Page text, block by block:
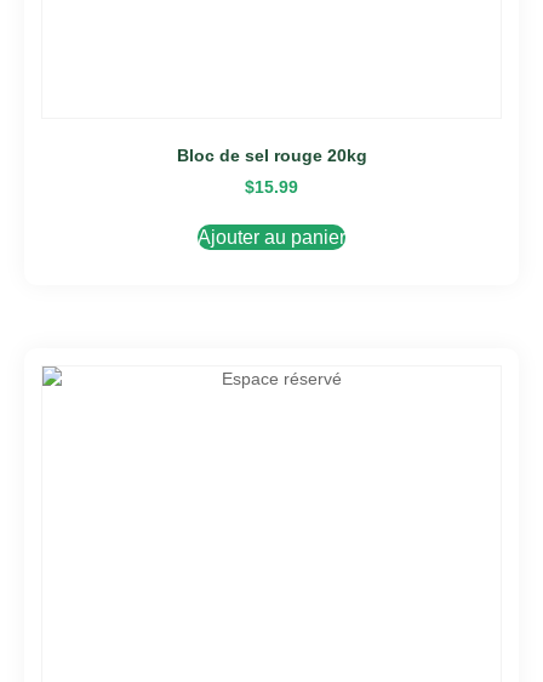
Bloc de sel rouge 20kg
$15.99
Ajouter au panier